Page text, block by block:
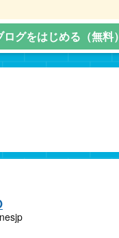
ログをはじめる（無料）